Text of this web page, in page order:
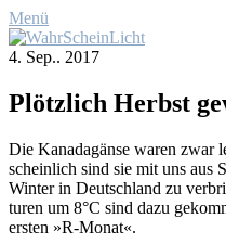
Menü
4. Sep.. 2017
Plötz­lich Herbst
Die Ka­na­da­gän­se wa­ren zwar
schein­lich sind sie mit uns aus
Win­ter in Deutsch­land zu
tu­ren um 8°C sind da­zu
ers­ten »R‑Monat«.